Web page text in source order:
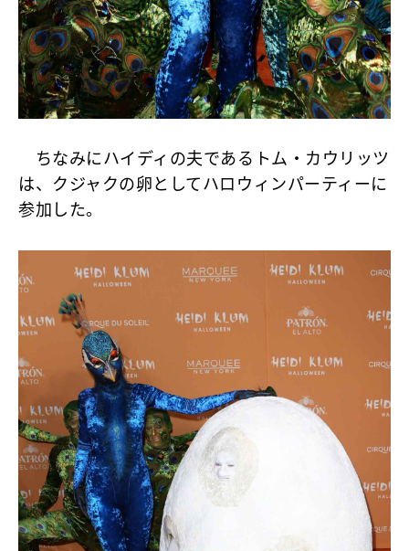
ちなみにハイディの夫であるトム・カウリッツ
は、クジャクの卵としてハロウィンパーティーに
参加した。